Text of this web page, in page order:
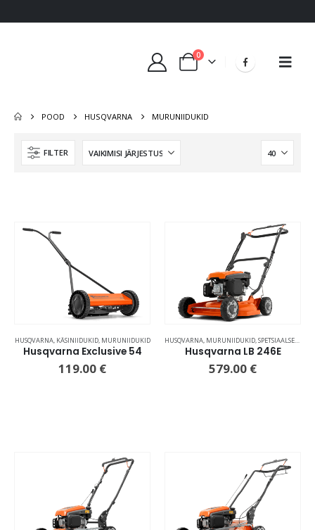
0
POOD HUSQVARNA MURUNIIDUKID
FILTER
HUSQVARNA, KÄSINIIDUKID, MURUNIIDUKID
Husqvarna Exclusive 54
119.00 €
HUSQVARNA, MURUNIIDUKID,SPETSIAALSED MULTŠNIIDUKID
Husqvarna LB 246E
579.00 €